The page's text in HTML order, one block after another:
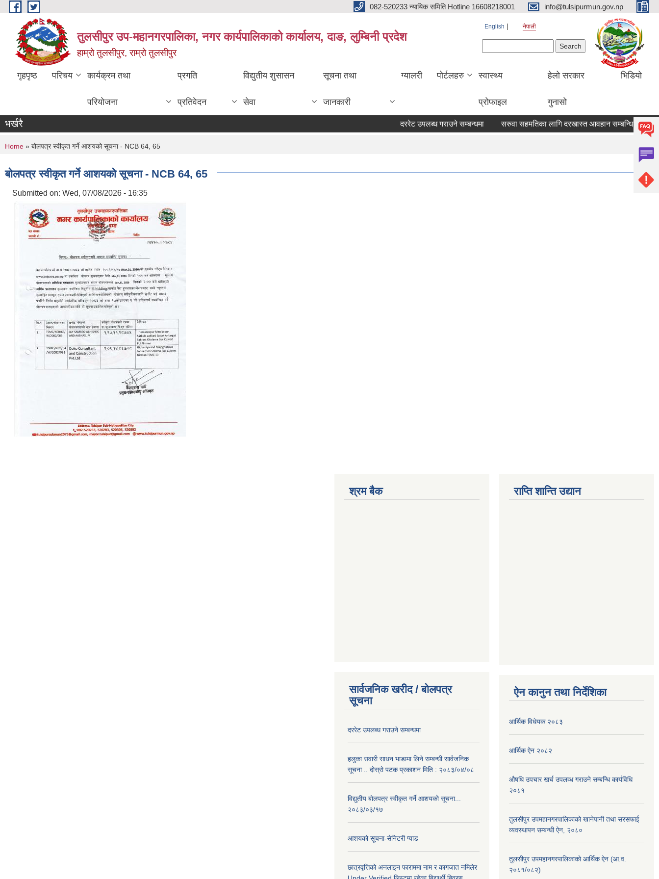
Skip to main content 082-520233 न्यायिक समिति Hotline 16608218001 info@tulsipurmun.gov.np
तुलसीपुर उप-महानगरपालिका, नगर कार्यपालिकाको कार्यालय, दाङ, लुम्बिनी प्रदेश
हाम्रो तुलसीपुर, राम्रो तुलसीपुर
English नेपाली
गृहपृष्ठ परिचय कार्यक्रम तथा
परियोजना
प्रगति
प्रतिवेदन
विद्युतीय शुसासन
सेवा
सूचना तथा
जानकारी
ग्यालरी पोर्टलहरु स्वास्थ्य
प्रोफाइल
हेलो सरकार
गुनासो
भिडियो
भर्खरै दररेट उपलब्ध गराउने सम्बन्धमा सरुवा सहमतिका लागि दरखास्त आवहान सम्बन्धि सूचना
You are here
Home » बोलपत्र स्वीकृत गर्ने आशयको सूचना - NCB 64, 65
बोलपत्र स्वीकृत गर्ने आशयको सूचना - NCB 64, 65
Submitted on: Wed, 07/08/2026 - 16:35
श्रम बैक
सार्वजनिक खरीद / बोलपत्र
सूचना
दररेट उपलब्ध गराउने सम्बन्धमा
हलुका सवारी साधन भाडामा लिने सम्बन्धी सार्वजनिक
सूचना .. दोस्रो पटक प्रकाशन मिति : २०८३/०४/०८
विद्युतीय बोलपत्र स्वीकृत गर्ने आशयको सूचना...
२०८३/०३/१७
आशयको सूचना-सेनिटरी प्याड
छात्रवृत्तिको अनलाइन फाराममा नाम र कागजात नमिलेर
राप्ति शान्ति उद्यान
ऐन कानुन तथा निर्देशिका
आर्थिक विधेयक २०८३
आर्थिक ऐन २०८२
औषधि उपचार खर्च उपलव्ध गराउने सम्बन्धि कार्यविधि
२०८१
तुलसीपुर उपमहानगरपालिकाको खानेपानी तथा सरसफाई
व्यवस्थापन सम्बन्धी ऐन, २०८०
तुलसीपुर उपमहानगरपालिकाको आर्थिक ऐन (आ.व.
२०८१/०८२)